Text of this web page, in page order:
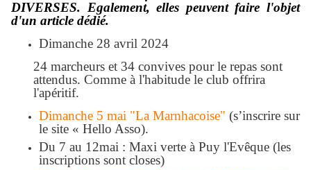
DIVERSES. Egalement, elles peuvent faire l'objet
d'un article dédié.
Dimanche 28 avril 2024
24 marcheurs et 34 convives pour le repas sont
attendus. Comme à l'habitude le club offrira
l'apéritif.
Dimanche 5 mai "La Marnhacoise" (s’inscrire sur
le site « Hello Asso).
Du 7 au 12mai : Maxi verte à Puy l'Evêque (les
inscriptions sont closes)